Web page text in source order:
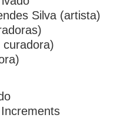
Silva (artista)
curadora)